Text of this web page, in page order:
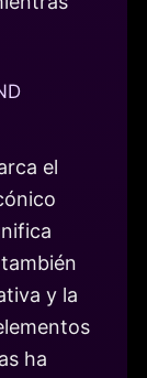
el
y la
ha